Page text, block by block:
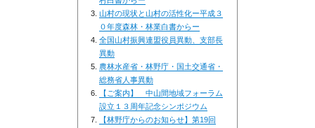
山村の現状と山村の活性化ー平成３
０年度森林・林業白書からー
全国山村振興連盟役員異動、支部長
異動
農林水産省・林野庁・国土交通省・
総務省人事異動
【ご案内】 中山間地域フォーラム
設立１３周年記念シンポジウム
【林野庁からのお知らせ】第19回